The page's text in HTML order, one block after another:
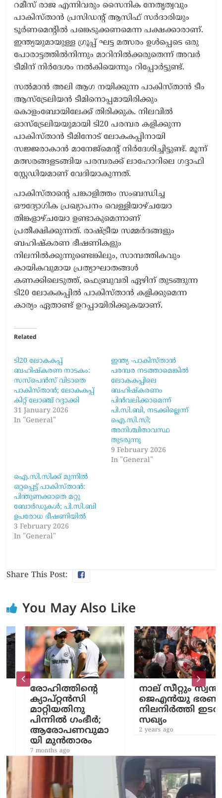
റമീസ് രാജ എന്നിവരും സൈനിക നേതൃത്വവും
പാകിസ്താൻ പ്രസിഡന്റ് ആസിഫ് സർദാരിയും
ടൂർണമെന്റിൽ പങ്കെടുക്കണമെന്ന പക്ഷക്കാരാണ്.
ഇന്ത്യയുമായുള്ള ഗ്രൂപ്പ് ഘട്ട മത്സരം ഉൾപ്പെടെ ഒരു
പോരാട്ടത്തിൽനിന്നും മാറിനിൽക്കരുതെന്ന് അവർ
ടീമിന് നിർദേശം നൽകിയെന്നും റിപ്പോർട്ടുണ്ട്.
സൽമാൻ അലി ആഗ നയിക്കുന്ന പാകിസ്താൻ ടീം
ആസ്‌ട്രേലിയൻ ടീമിനൊപ്പമായിരിക്കും
കൊളംബോയിലേക്ക് തിരിക്കുക. നിലവിൽ
ഓസ്‌ട്രേലിയയുമായി ടി20 പരമ്പര കളിക്കുന്ന
പാകിസ്താൻ ടീമിനോട് ലോകകപ്പിനായി
സജ്ജരാകാൻ മാനേജ്‌മെന്റ് നിർദേശിച്ചിട്ടുണ്ട്. മൂന്ന്
മത്സരങ്ങളടങ്ങിയ പരമ്പരക്ക് ലാഹോറിലെ ഗദ്ദാഫി
സ്റ്റേഡിയമാണ് വേദിയാകുന്നത്.
പാകിസ്താന്റെ പങ്കാളിത്തം സംബന്ധിച്ച
ഔദ്യോഗിക പ്രഖ്യാപനം വെള്ളിയാഴ്ചയോ
തിങ്കളാഴ്ചയോ ഉണ്ടാകുമെന്നാണ്
പ്രതീക്ഷിക്കുന്നത്. രാഷ്ട്രീയ സമ്മർദങ്ങളും
ബഹിഷ്കരണ ഭീഷണികളും
നിലനിൽക്കുന്നുണ്ടെങ്കിലും, സാമ്പത്തികവും
കായികവുമായ പ്രത്യാഘാതങ്ങൾ
കണക്കിലെടുത്ത്, ഫെബ്രുവരി ഏഴിന് തുടങ്ങുന്ന
ടി20 ലോകകപ്പിൽ പാകിസ്താൻ കളിക്കുമെന്ന
കാര്യം ഏതാണ്ട് ഉറപ്പായിരിക്കുകയാണ്.
Related
ടി20 ലോകകപ്പ്
ബഹിഷ്‍കരണ നാടകം:
സസ്​പെൻസ് വിടാതെ
പാകിസ്താൻ; ലോകകപ്പ്
കിറ്റ് ലോഞ്ച് റദ്ദാക്കി
31 January 2026
In "General"
ഇന്ത്യ -പാകിസ്താൻ
പരമ്പര നടത്താമെങ്കിൽ
ലോകകപ്പിലെ
ബഹിഷ്കരണം
പിൻവലിക്കാമെന്ന്
പി.സി.ബി, നടക്കില്ലെന്ന്
ഐ.സി.സി;
അനിശ്ചിതാവസ്ഥ
തുടരുന്നു
9 February 2026
In "General"
ഐ.സി.സിക്ക് മുന്നിൽ
ഒറ്റപ്പെട്ട് പാകിസ്താൻ:
പിന്തുണക്കാതെ മറ്റു
ബോർഡുകൾ; പി.സി.ബി
ഉപരോധ ഭീഷണിയിൽ
3 February 2026
In "General"
Share This Post:
You May Also Like
രോഹിത്തിന്‍റെ
ക്യാപ്റ്റൻസി
മാറ്റിയതിനു
പിന്നിൽ ഗംഭീർ;
ആരോപണവുമാ
യി മുൻതാരം
7 months ago
നാല് സീറ്റും സ്വന്തം;
ജെഎൻയു ഭരണം
നിലനിർത്തി ഇടത്
സഖ്യം
2 years ago